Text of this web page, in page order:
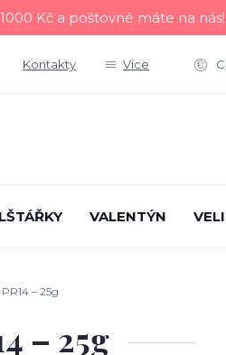
Kč a poštovné máte na nás!
Kontakty Více
VALENTÝN
– 25g
– 25g